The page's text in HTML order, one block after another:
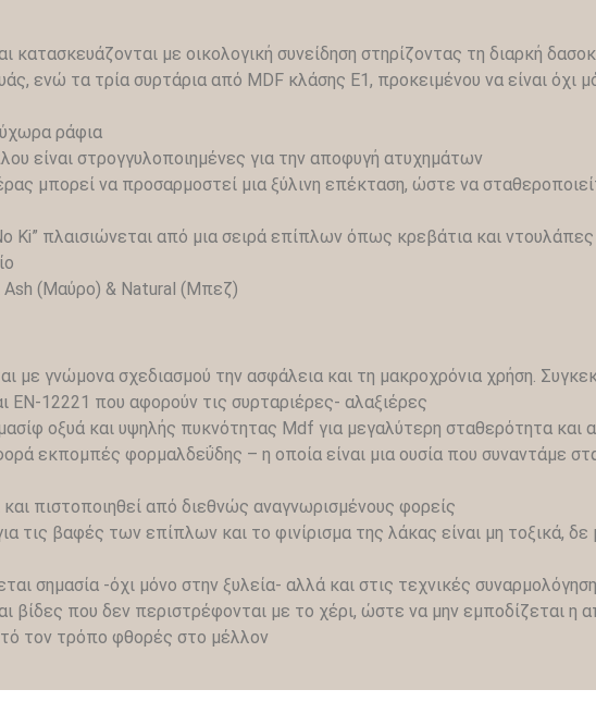
κατασκευάζονται με οικολογική συνείδηση στηρίζοντας τη διαρκή
ενώ τα τρία συρτάρια από MDF κλάσης Ε1, προκειμένου να είναι όχι
ράφια
είναι στρογγυλοποιημένες για την αποφυγή ατυχημάτων
μπορεί να προσαρμοστεί μια ξύλινη επέκταση, ώστε να
Ki” πλαισιώνεται από μια σειρά επίπλων όπως κρεβάτια και ντουλάπες
Ash (Μαύρο) & Natural (Μπεζ)
με γνώμονα σχεδιασμού την ασφάλεια και τη μακροχρόνια χρήση.
ΕΝ-12221 που αφορούν τις συρταριέρες- αλαξιέρες
οξυά και υψηλής πυκνότητας Mdf για μεγαλύτερη σταθερότητα και
εκπομπές φορμαλδεΰδης – η οποία είναι μια ουσία που συναντάμε
πιστοποιηθεί από διεθνώς αναγνωρισμένους φορείς
τις βαφές των επίπλων και το φινίρισμα της λάκας είναι μη τοξικά,
σημασία -όχι μόνο στην ξυλεία- αλλά και στις τεχνικές
βίδες που δεν περιστρέφονται με το χέρι, ώστε να μην εμποδίζεται
τον τρόπο φθορές στο μέλλον